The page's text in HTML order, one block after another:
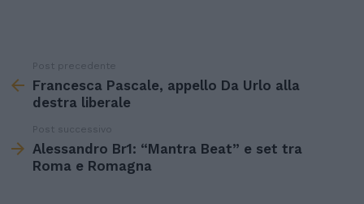
more
Post precedente
Francesca Pascale, appello Da Urlo alla
destra liberale
Post successivo
Alessandro Br1: “Mantra Beat” e set tra
Roma e Romagna